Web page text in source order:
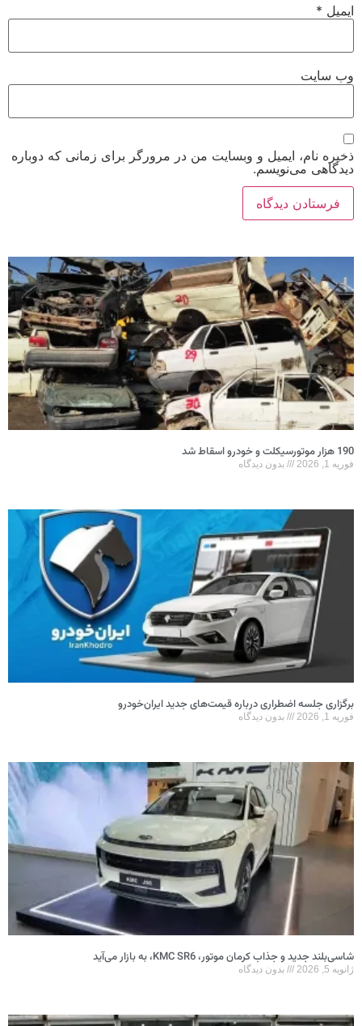
ایمیل*
وب‌ سایت
ذخیره نام، ایمیل و وبسایت من در مرورگر برای زمانی که دوباره
دیدگاهی می‌نویسم.
190 هزار موتورسیکلت و خودرو اسقاط شد
فوریه 1, 2026 بدون دیدگاه
برگزاری جلسه اضطراری درباره قیمت‌های جدید ایران‌خودرو
فوریه 1, 2026 بدون دیدگاه
شاسی‌بلند جدید و جذاب کرمان موتور، KMC SR6، به بازار می‌آید
ژانویه 5, 2026 بدون دیدگاه